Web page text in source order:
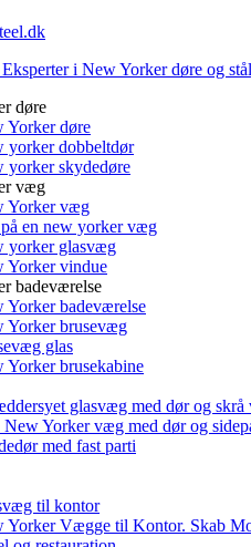
døre
Yorker døre
yorker dobbeltdør
yorker skydedøre
væg
Yorker væg
en new yorker væg
yorker glasvæg
Yorker vindue
badeværelse
Yorker badeværelse
Yorker brusevæg
glas
Yorker brusekabine
glasvæg med dør og skrå
New Yorker væg med dør og
med fast parti
til kontor
Yorker Vægge til Kontor. Skab